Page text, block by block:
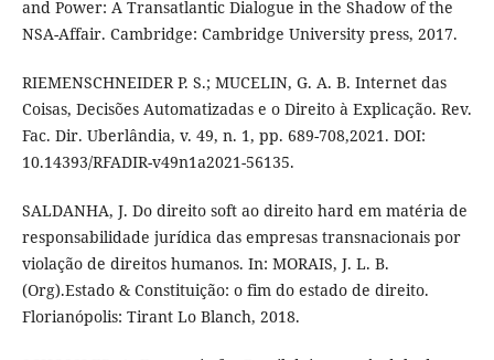
and Power: A Transatlantic Dialogue in the Shadow of the
NSA-Affair. Cambridge: Cambridge University press, 2017.
RIEMENSCHNEIDER P. S.; MUCELIN, G. A. B. Internet das
Coisas, Decisões Automatizadas e o Direito à Explicação. Rev.
Fac. Dir. Uberlândia, v. 49, n. 1, pp. 689-708,2021. DOI:
10.14393/RFADIR-v49n1a2021-56135.
SALDANHA, J. Do direito soft ao direito hard em matéria de
responsabilidade jurídica das empresas transnacionais por
violação de direitos humanos. In: MORAIS, J. L. B.
(Org).Estado & Constituição: o fim do estado de direito.
Florianópolis: Tirant Lo Blanch, 2018.